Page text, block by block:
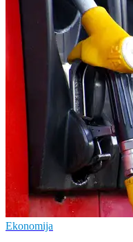
Ekonomija